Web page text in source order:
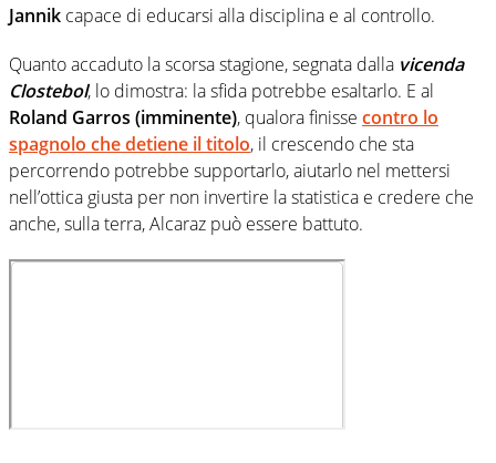
Jannik capace di educarsi alla disciplina e al controllo.
Quanto accaduto la scorsa stagione, segnata dalla vicenda
Clostebol, lo dimostra: la sfida potrebbe esaltarlo. E al
Roland Garros (imminente), qualora finisse contro lo
spagnolo che detiene il titolo, il crescendo che sta
percorrendo potrebbe supportarlo, aiutarlo nel mettersi
nell’ottica giusta per non invertire la statistica e credere che
anche, sulla terra, Alcaraz può essere battuto.